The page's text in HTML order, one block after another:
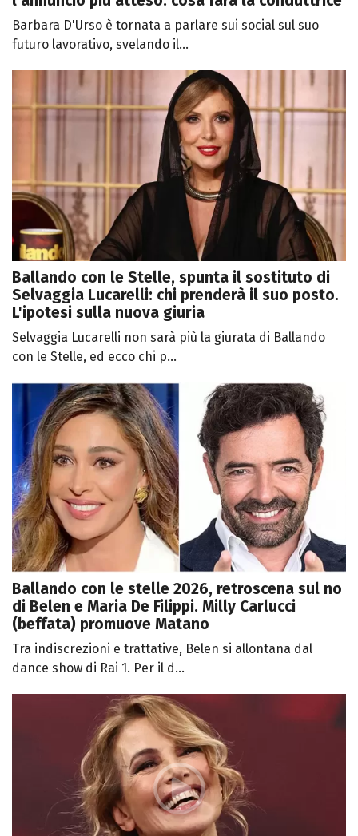
Barbara D'Urso è tornata a parlare sui social sul suo
futuro lavorativo, svelando il...
Ballando con le Stelle, spunta il sostituto di
Selvaggia Lucarelli: chi prenderà il suo posto.
L'ipotesi sulla nuova giuria
Selvaggia Lucarelli non sarà più la giurata di Ballando
con le Stelle, ed ecco chi p...
Ballando con le stelle 2026, retroscena sul no
di Belen e Maria De Filippi. Milly Carlucci
(beffata) promuove Matano
Tra indiscrezioni e trattative, Belen si allontana dal
dance show di Rai 1. Per il d...